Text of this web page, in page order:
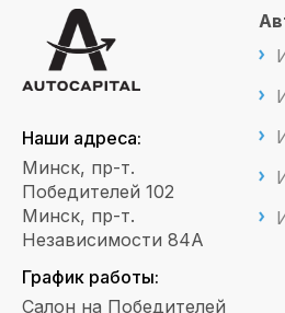
Наши адреса:
Минск, пр-т.
Победителей 102
Минск, пр-т.
Независимости 84А
График работы:
Салон на Победителей